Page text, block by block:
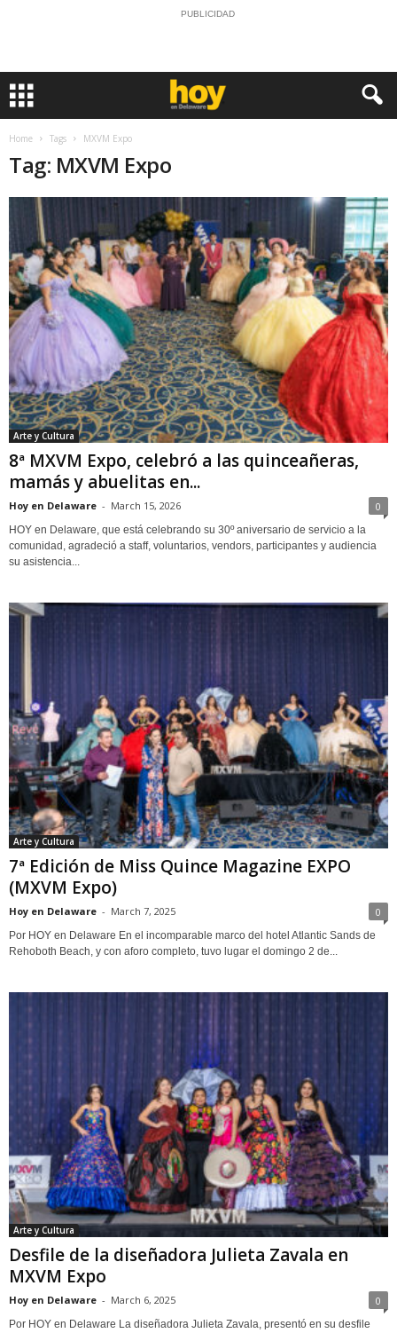
PUBLICIDAD
Home Tags MXVM Expo
Tag: MXVM Expo
Arte y Cultura
8ª MXVM Expo, celebró a las quinceañeras,
mamás y abuelitas en...
Hoy en Delaware - March 15, 2026 0
HOY en Delaware, que está celebrando su 30º aniversario de servicio a la
comunidad, agradeció a staff, voluntarios, vendors, participantes y audiencia
su asistencia...
Arte y Cultura
7ª Edición de Miss Quince Magazine EXPO
(MXVM Expo)
Hoy en Delaware - March 7, 2025 0
Por HOY en Delaware En el incomparable marco del hotel Atlantic Sands de
Rehoboth Beach, y con aforo completo, tuvo lugar el domingo 2 de...
Arte y Cultura
Desfile de la diseñadora Julieta Zavala en
MXVM Expo
Hoy en Delaware - March 6, 2025 0
Por HOY en Delaware La diseñadora Julieta Zavala, presentó en su desfile